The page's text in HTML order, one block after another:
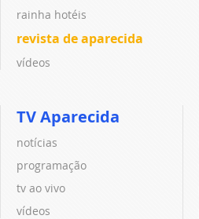
rainha hotéis
revista de aparecida
vídeos
TV Aparecida
notícias
programação
tv ao vivo
vídeos